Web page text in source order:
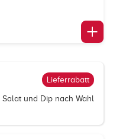
Lieferrabatt
und Dip nach Wahl